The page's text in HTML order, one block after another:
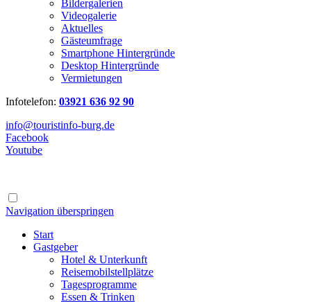
Bildergalerien
Videogalerie
Aktuelles
Gästeumfrage
Smartphone Hintergründe
Desktop Hintergründe
Vermietungen
Infotelefon: 03921 636 92 90
info@touristinfo-burg.de
Facebook
Youtube
Navigation überspringen
Start
Gastgeber
Hotel & Unterkunft
Reisemobilstellplätze
Tagesprogramme
Essen & Trinken